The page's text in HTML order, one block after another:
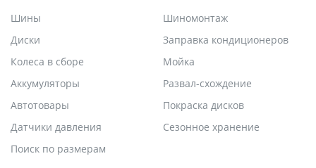
Шины
Диски
Колеса в сборе
Аккумуляторы
Автотовары
Датчики давления
Поиск по размерам
Шиномонтаж
Заправка кондиционеров
Мойка
Развал-схождение
Покраска дисков
Сезонное хранение